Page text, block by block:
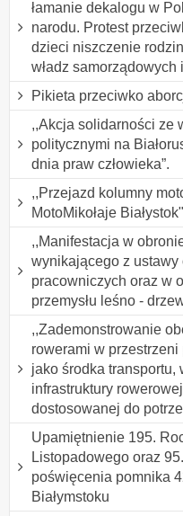
łamanie dekalogu w
narodu. Protest
dzieci niszczenie
władz samorządowych
Pikieta przeciwko
,,Akcja solidarności ze
politycznymi na
dnia praw człowieka”.
,,Przejazd kolumny
MotoMikołaje
,,Manifestacja w
wynikającego z
pracowniczych oraz w
przemysłu leśno -
,,Zademonstrowanie
rowerami w
jako środka transportu,
infrastruktury
dostosowanej do
Upamiętnienie 195.
Listopadowego oraz
poświęcenia pomnika
Białymstoku